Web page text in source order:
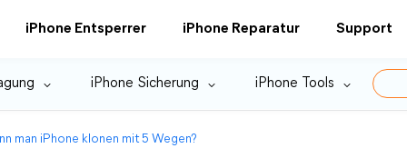
iPhone Entsperrer iPhone Reparatur Support
iPhone Sicherung iPhone Tools
man iPhone klonen mit 5 Wegen?